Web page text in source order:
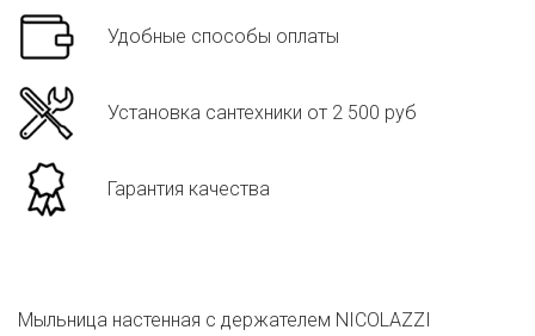
Удобные способы оплаты
Установка сантехники от 2 500 руб
Гарантия качества
Мыльница настенная с держателем NICOLAZZI